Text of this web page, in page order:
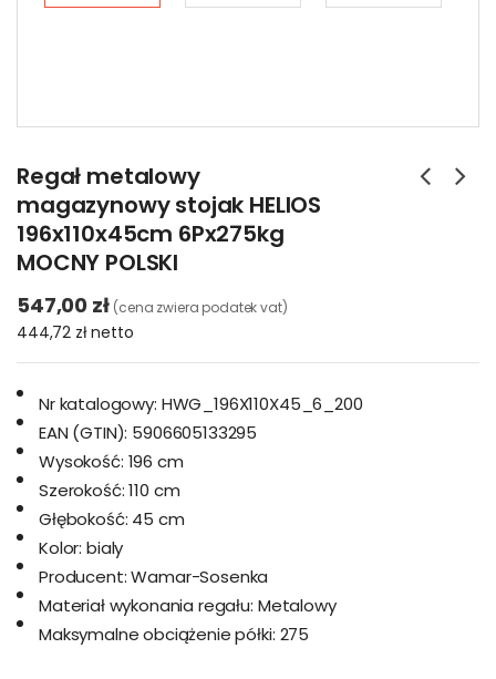
Regał metalowy
magazynowy stojak HELIOS
196x110x45cm 6Px275kg
MOCNY POLSKI
547,00 zł (cena zwiera podatek vat)
444,72 złnetto
Nr katalogowy: HWG_196X110X45_6_200
EAN (GTIN): 5906605133295
Wysokość: 196 cm
Szerokość: 110 cm
Głębokość: 45 cm
Kolor: bialy
Producent: Wamar-Sosenka
Materiał wykonania regału: Metalowy
Maksymalne obciążenie półki: 275